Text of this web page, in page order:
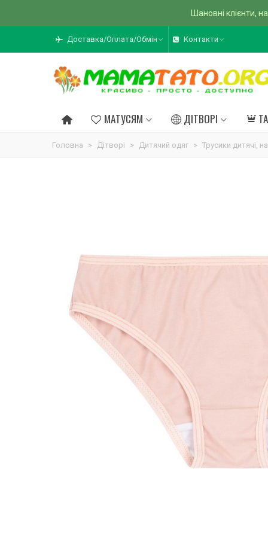
Шановні клієнти,
Доставка/Оплата/Обмін Контакти
МАТУСЯМ ДІТВОРІ
Головна > Дітворі > Дитячий одяг > Трусики дитячі,